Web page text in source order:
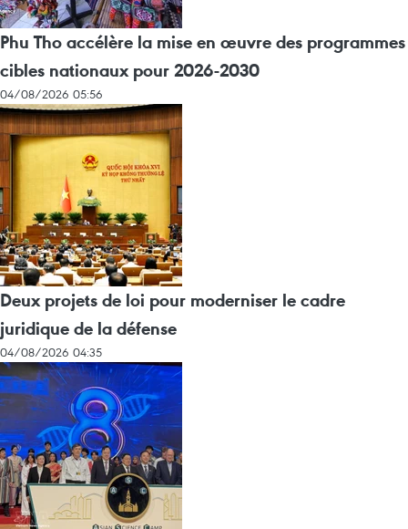
Phu Tho accélère la mise en œuvre des programmes
cibles nationaux pour 2026-2030
04/08/2026 05:56
Deux projets de loi pour moderniser le cadre
juridique de la défense
04/08/2026 04:35